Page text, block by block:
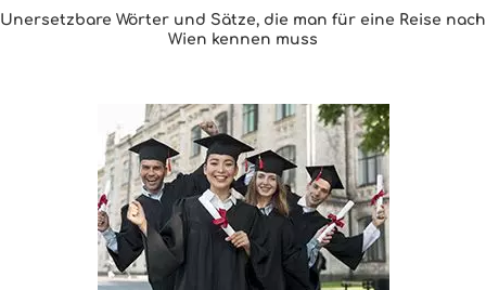
Unersetzbare Wörter und Sätze, die man für eine Reise nach
Wien kennen muss